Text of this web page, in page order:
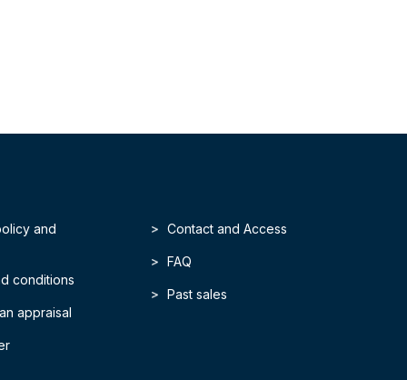
and
conditions
appraisal
Contact and Access
FAQ
Past sales